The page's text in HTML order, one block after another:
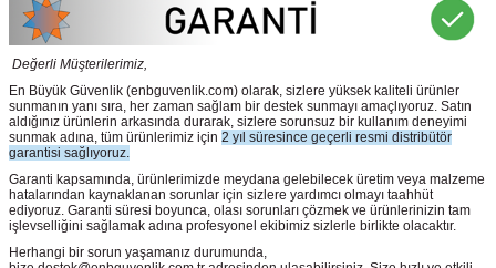
Değerli Müşterilerimiz,
En Büyük Güvenlik (enbguvenlik.com) olarak, sizlere yüksek kaliteli ürünler
sunmanın yanı sıra, her zaman sağlam bir destek sunmayı amaçlıyoruz. Satın
aldığınız ürünlerin arkasında durarak, sizlere sorunsuz bir kullanım deneyimi
sunmak adına, tüm ürünlerimiz için 2 yıl süresince geçerli resmi distribütör
garantisi sağlıyoruz.
Garanti kapsamında, ürünlerimizde meydana gelebilecek üretim veya malzeme
hatalarından kaynaklanan sorunlar için sizlere yardımcı olmayı taahhüt
ediyoruz. Garanti süresi boyunca, olası sorunları çözmek ve ürünlerinizin tam
işlevselliğini sağlamak adına profesyonel ekibimiz sizlerle birlikte olacaktır.
Herhangi bir sorun yaşamanız durumunda,